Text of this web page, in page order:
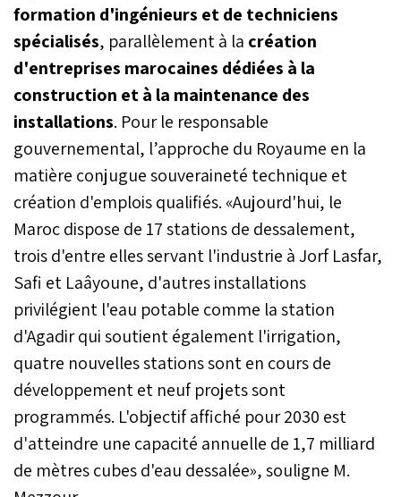
Mezzour.
formation d'ingénieurs et de techniciens
spécialisés, parallèlement à la création
d'entreprises marocaines dédiées à la
construction et à la maintenance des
installations. Pour le responsable
gouvernemental, l’approche du Royaume en la
matière conjugue souveraineté technique et
création d'emplois qualifiés. «Aujourd'hui, le
Maroc dispose de 17 stations de dessalement,
trois d'entre elles servant l'industrie à Jorf Lasfar,
Safi et Laâyoune, d'autres installations
privilégient l'eau potable comme la station
d'Agadir qui soutient également l'irrigation,
quatre nouvelles stations sont en cours de
développement et neuf projets sont
programmés. L'objectif affiché pour 2030 est
d'atteindre une capacité annuelle de 1,7 milliard
de mètres cubes d'eau dessalée», souligne M.